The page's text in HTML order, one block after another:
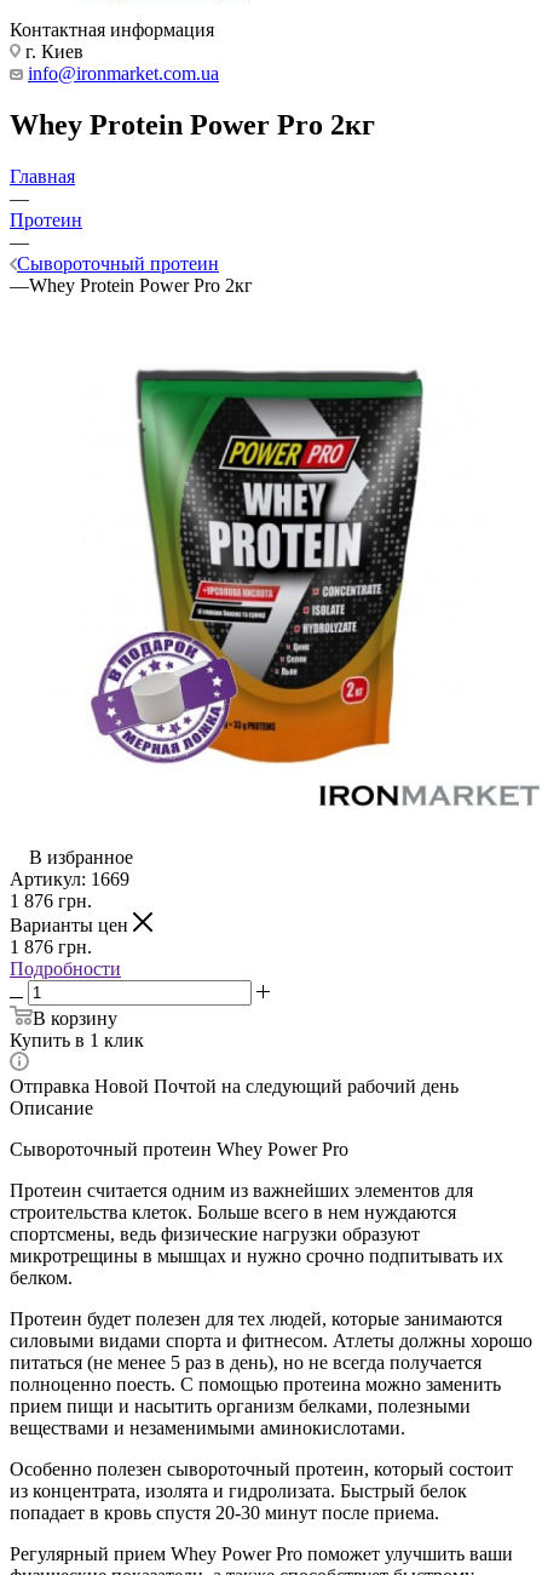
Контактная информация
г. Киев
info@ironmarket.com.ua
Whey Protein Power Pro 2кг
Главная
—
Протеин
—
Сывороточный протеин
—Whey Protein Power Pro 2кг
В избранное
Артикул: 1669
1 876 грн.
Варианты цен
1 876 грн.
Подробности
В корзину
Купить в 1 клик
Отправка Новой Почтой на следующий рабочий день
Описание
Сывороточный протеин Whey Power Pro
Протеин считается одним из важнейших элементов для
строительства клеток. Больше всего в нем нуждаются
спортсмены, ведь физические нагрузки образуют
микротрещины в мышцах и нужно срочно подпитывать их
белком.
Протеин будет полезен для тех людей, которые занимаются
силовыми видами спорта и фитнесом. Атлеты должны хорошо
питаться (не менее 5 раз в день), но не всегда получается
полноценно поесть. С помощью протеина можно заменить
прием пищи и насытить организм белками, полезными
веществами и незаменимыми аминокислотами.
Особенно полезен сывороточный протеин, который состоит
из концентрата, изолята и гидролизата. Быстрый белок
попадает в кровь спустя 20-30 минут после приема.
Регулярный прием Whey Power Pro поможет улучшить ваши